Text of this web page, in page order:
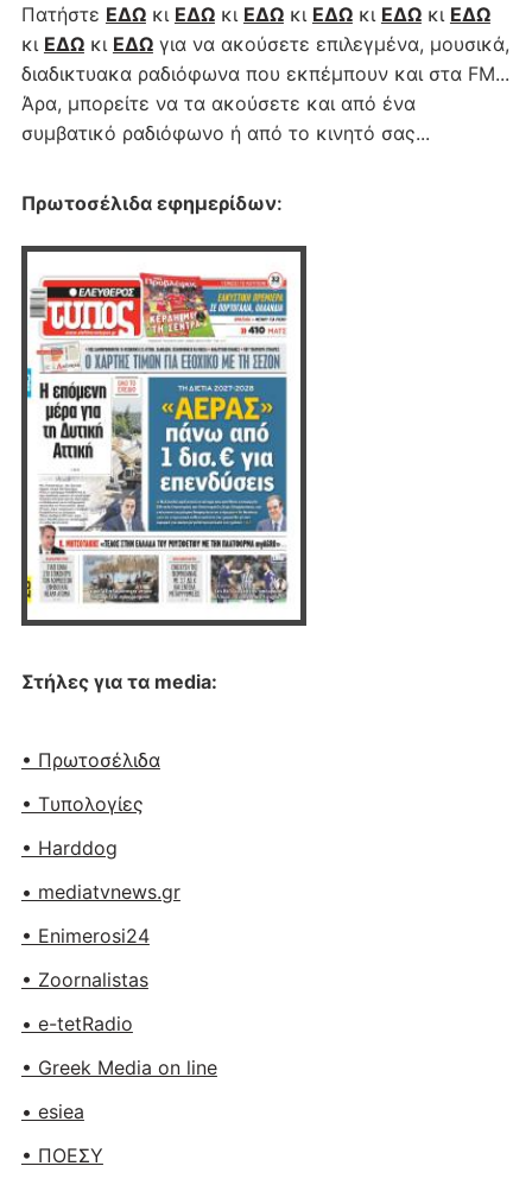
Πατήστε ΕΔΩκι ΕΔΩκι ΕΔΩκι ΕΔΩκι ΕΔΩκι ΕΔΩ
κι ΕΔΩκι ΕΔΩγια να ακούσετε επιλεγμένα, μουσικά,
διαδικτυακα ραδιόφωνα που εκπέμπουν και στα FM...
Άρα, μπορείτε να τα ακούσετε και από ένα
συμβατικό ραδιόφωνο ή από το κινητό σας...
Πρωτοσέλιδα εφημερίδων:
Στήλες για τα media:
• Πρωτοσέλιδα
• Tυπολογίες
• Harddog
• mediatvnews.gr
• Enimerosi24
• Zoornalistas
• e-tetRadio
• Greek Media on line
• esiea
• ΠΟΕΣΥ